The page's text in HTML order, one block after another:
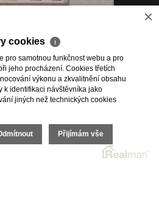
Sylván Židlochovice
všechna práva vyhrazena |Cookies
Realitní SWRealman
×
cookies ℹ
pro samotnou funkčnost webu a pro
jeho procházení. Cookies třetích
výkonu a zkvalitnění obsahu
k identifikaci návštěvníka jako
jiných než technických cookies
Přijímám vše